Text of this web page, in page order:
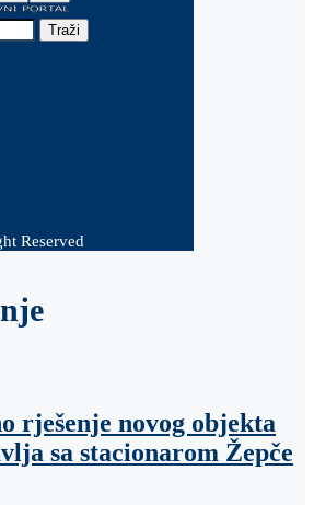
Traži
Reserved
rješenje novog objekta
sa stacionarom Žepče